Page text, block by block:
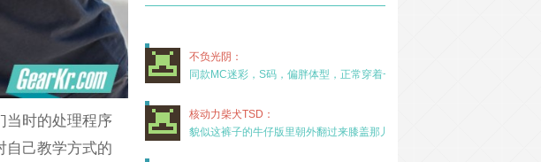
当时的处理程序
自己教学方式的
不负光阴：
同款MC迷彩，S码，偏胖体型，正常穿着一年半，没
核动力柴犬TSD：
貌似这裤子的牛仔版里朝外翻过来膝盖那儿有放护膝的